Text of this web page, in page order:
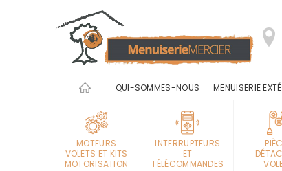
MOTEURS
VOLETS ET KITS
MOTORISATION
INTERRUPTEURS
ET
TÉLÉCOMMANDES
QUI-SOMMES-NOUS MENUISERIE